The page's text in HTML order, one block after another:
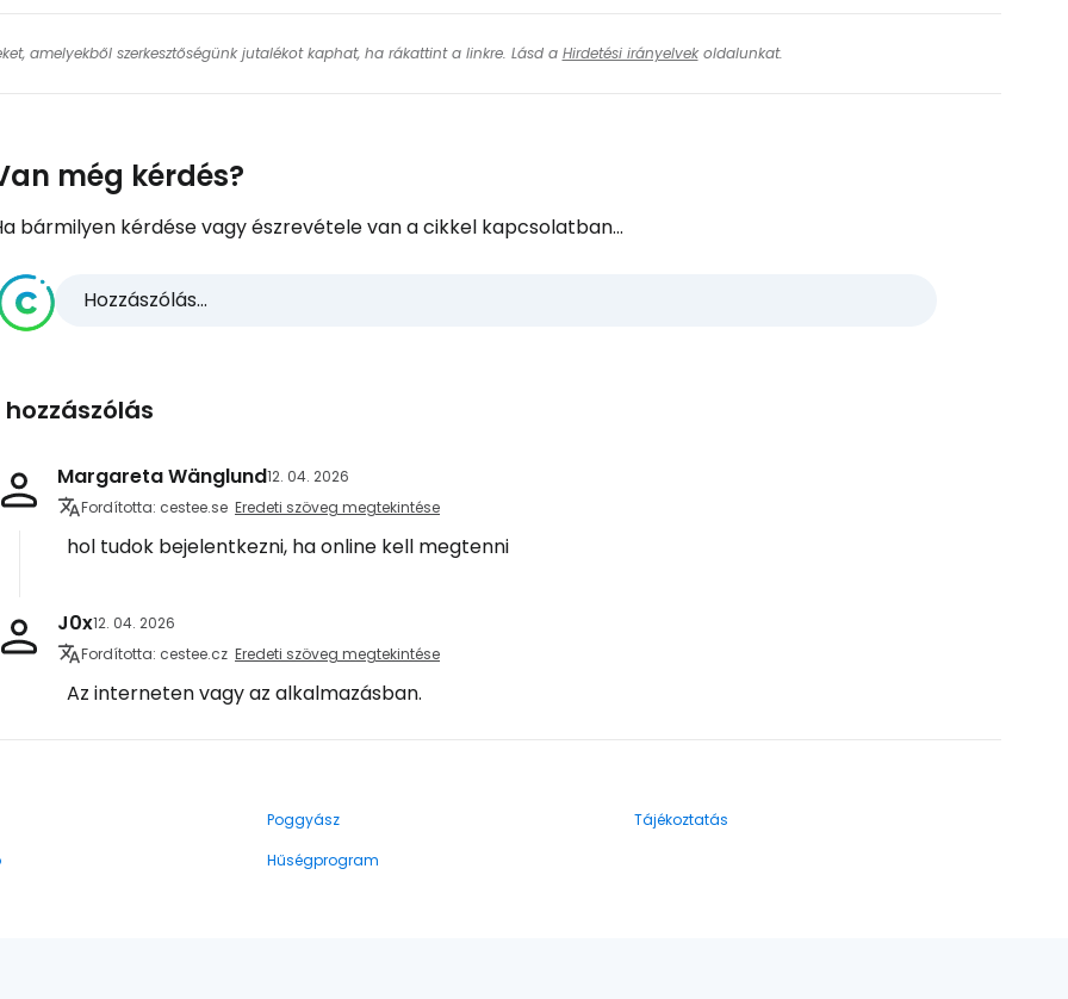
amelyekből szerkesztőségünk jutalékot kaphat, ha rákattint a linkre. Lásd a Hirdetési irányelvekoldalunkat.
még kérdés?
bármilyen kérdése vagy észrevétele van a cikkel kapcsolatban...
Hozzászólás...
hozzászólás
Margareta Wänglund12. 04. 2026
Fordította: cestee.se Eredeti szöveg megtekintése
hol tudok bejelentkezni, ha online kell megtenni
J0x12. 04. 2026
Fordította: cestee.cz Eredeti szöveg megtekintése
Az interneten vagy az alkalmazásban.
Poggyász
Tájékoztatás
Hűségprogram